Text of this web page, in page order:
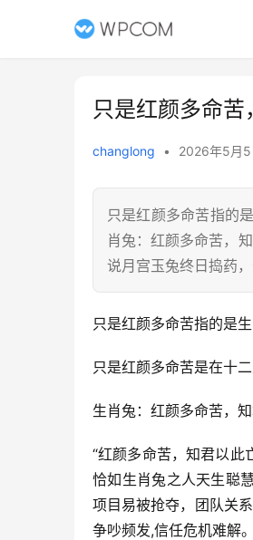
只是红颜多命
changlong • 2026年5月
只是红颜多命苦指的
肖兔：红颜多命苦，
说月宫玉兔终日捣药
只是红颜多命苦指的是
只是红颜多命苦是在十
生肖兔：红颜多命苦，
“红颜多命苦，知君以此
恰如生肖兔之人天生聪
项目易被抢夺，团队关
争吵频发,信任危机难解。